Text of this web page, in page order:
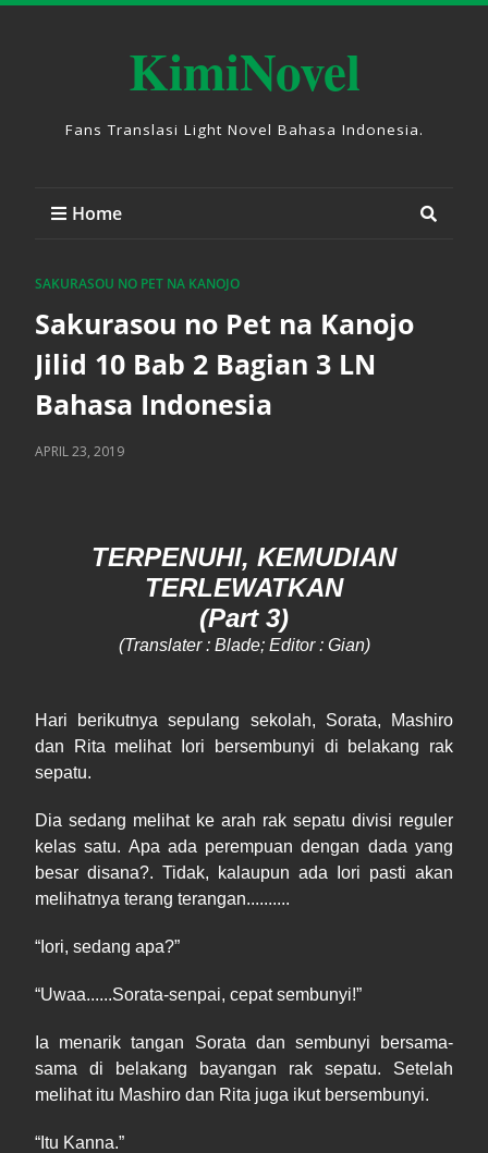
KimiNovel
Fans Translasi Light Novel Bahasa Indonesia.
Home
SAKURASOU NO PET NA KANOJO
Sakurasou no Pet na Kanojo
Jilid 10 Bab 2 Bagian 3 LN
Bahasa Indonesia
APRIL 23, 2019
TERPENUHI, KEMUDIAN
TERLEWATKAN
(Part 3)
(Translater : Blade; Editor : Gian)
Hari berikutnya sepulang sekolah, Sorata, Mashiro
dan Rita melihat Iori bersembunyi di
belakang rak
sepatu.
Dia sedang melihat ke arah rak sepatu divisi reguler
kelas satu. Apa ada perempuan dengan dada yang
besar disana?. Tidak, kalaupun ada Iori pasti akan
melihatnya terang terangan..........
“Iori, sedang apa?”
“Uwaa......Sorata-senpai, cepat sembunyi!”
Ia menarik tangan Sorata dan sembunyi bersama-
sama di
belakang bayangan rak sepatu. Setelah
melihat itu Mashiro dan Rita juga ikut bersembunyi.
“ Itu Kanna.”